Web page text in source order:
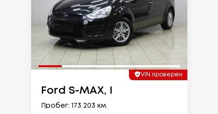
VIN проверен
Ford S-MAX, I
Пробег: 173 203 км.